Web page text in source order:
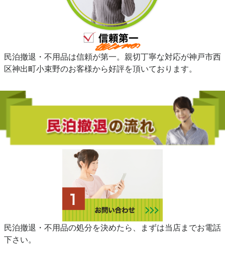
民泊撤退・不用品は信頼が第一。親切丁寧な対応が神戸市西
区神出町小束野のお客様から好評を頂いております。
民泊撤退・不用品の処分を決めたら、まずは当店までお電話
下さい。